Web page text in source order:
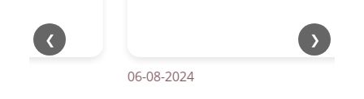
❮ ❯
06-08-2024